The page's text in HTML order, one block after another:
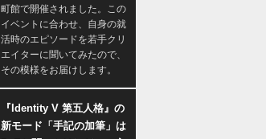
町館で開催されました。この
イベントに合わせ、自身の就
活時のエピソードを若手クリ
エイターに聞いてみたので、
その模様をお届けします。
『Identity V 第五人格』の
新モード「手記の加筆」は